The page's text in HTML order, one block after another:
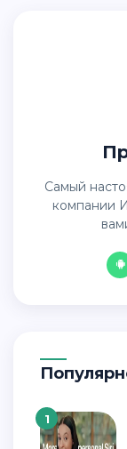
Самый настоящий сургутский лисенок. Я аватар
компании
1